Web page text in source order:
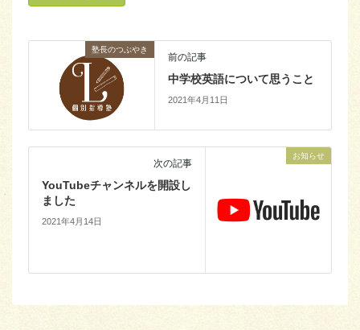
塾長のつぶやき
前の記事
中学校英語について思うこと
2021年4月11日
お知らせ
次の記事
YouTubeチャンネルを開設し
ました
2021年4月14日